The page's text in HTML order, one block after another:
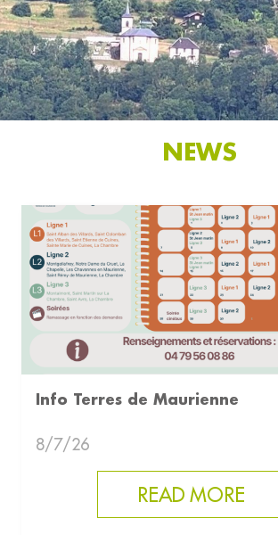
NEWS
Info Terres de Maurienne
8/7/26
READ MORE